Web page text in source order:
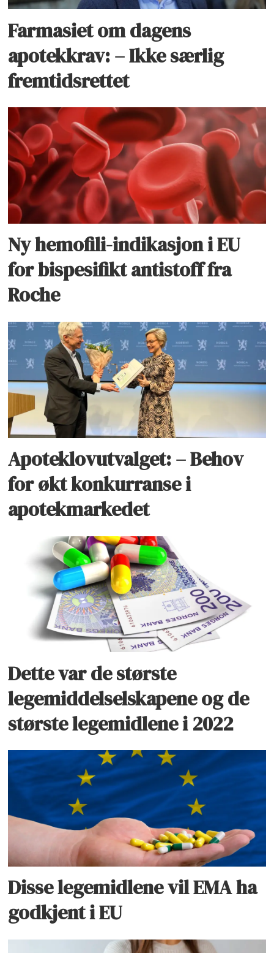
Farmasiet om dagens
apotekkrav: – Ikke særlig
fremtidsrettet
Ny hemofili-indikasjon i EU
for bispesifikt antistoff fra
Roche
Apoteklovutvalget: – Behov
for økt konkurranse i
apotekmarkedet
Dette var de største
legemiddelselskapene og de
største legemidlene i 2022
Disse legemidlene vil EMA ha
godkjent i EU